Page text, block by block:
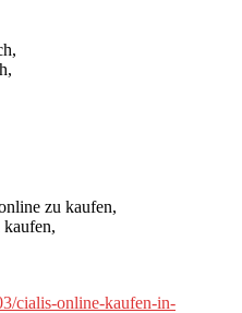
zu kaufen,
kaufen,
cialis-online-kaufen-in-